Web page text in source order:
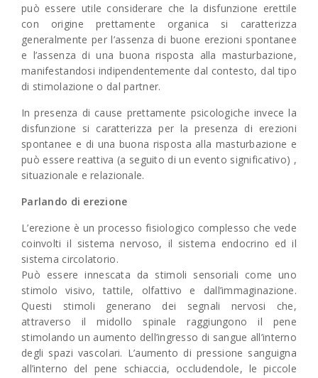
può essere utile considerare che la disfunzione erettile
con origine prettamente organica si caratterizza
generalmente per l’assenza di buone erezioni spontanee
e l’assenza di una buona risposta alla masturbazione,
manifestandosi indipendentemente dal contesto, dal tipo
di stimolazione o dal partner.
In presenza di cause prettamente psicologiche invece la
disfunzione si caratterizza per la presenza di erezioni
spontanee e di una buona risposta alla masturbazione e
può essere reattiva (a seguito di un evento significativo) ,
situazionale e relazionale.
Parlando di erezione
L’erezione è un processo fisiologico complesso che vede
coinvolti il sistema nervoso, il sistema endocrino ed il
sistema circolatorio.
Può essere innescata da stimoli sensoriali come uno
stimolo visivo, tattile, olfattivo e dall’immaginazione.
Questi stimoli generano dei segnali nervosi che,
attraverso il midollo spinale raggiungono il pene
stimolando un aumento dell’ingresso di sangue all’interno
degli spazi vascolari. L’aumento di pressione sanguigna
all’interno del pene schiaccia, occludendole, le piccole